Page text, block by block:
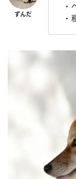
・
・